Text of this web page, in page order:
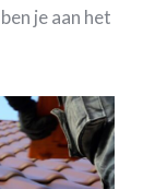
je aan het